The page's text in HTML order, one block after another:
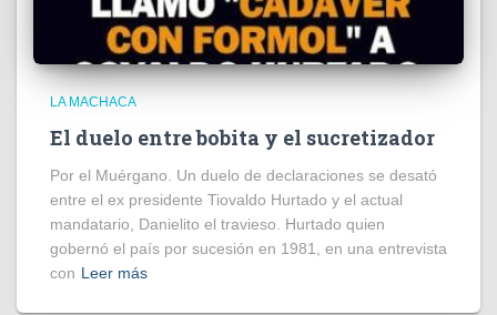
LA MACHACA
El duelo entre bobita y el sucretizador
Por el Muérgano. Un duelo de declaraciones se desató
entre el ex presidente Tiovaldo Hurtado y el actual
mandatario, Danielito el travieso. Hurtado quien
gobernó el país por sucesión en 1981, en una entrevista
con Leer más